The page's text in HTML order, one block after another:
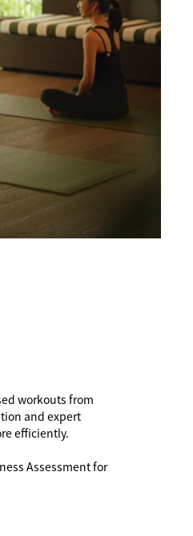
workouts from
and expert
efficiently.
Assessment for